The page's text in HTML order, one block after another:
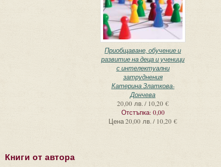
Приобщаване, обучение и
развитие на деца и ученици
с интелектуални
затруднения
Катерина Златкова-
Дончева
20,00 лв. / 10,20 €
Отстъпка: 0,00
Цена20,00 лв. / 10,20 €
Книги от автора